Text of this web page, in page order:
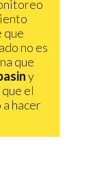
que
no es
que
y
el
hacer